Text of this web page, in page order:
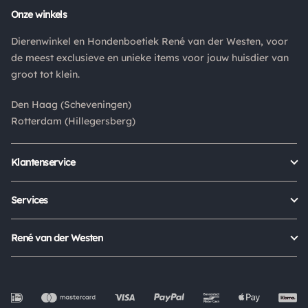
Is een product dat je besteld hebt niet naar wens? Dan kan je
het product altijd retourneren binnen 14 dagen. De
retourkosten bedragen € 6.75 en zijn voor eigen rekening.
pakketten die bij een pakketpunt worden geleverd halen wij
niet af.
Onze winkels
Dierenwinkel en Hondenboetiek René van der Westen, voor
de meest exclusieve en unieke items voor jouw huisdier van
groot tot klein.
Den Haag (Scheveningen)
Rotterdam (Hillegersberg)
Klantenservice
Retour aanmelden
Status bestelling
Mijn account
Services
Algemene voorwaarden
René van der Westen
Werken bij